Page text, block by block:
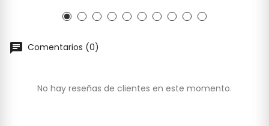
Comentarios (0)
No hay reseñas de clientes en este momento.